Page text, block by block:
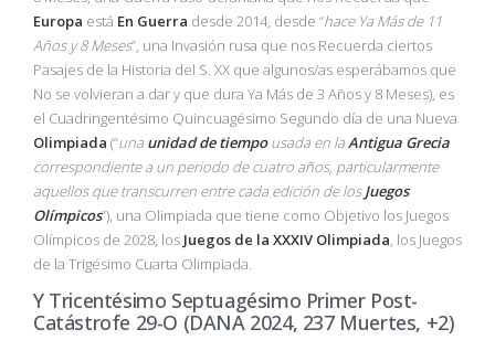
Europa está En Guerra desde 2014, desde “hace Ya Más de 11
Años y 8 Meses”, una Invasión rusa que nos Recuerda ciertos
Pasajes de la Historia del S. XX que algunos/as esperábamos que
No se volvieran a dar y que dura Ya Más de 3 Años y 8 Meses), es
el Cuadringentésimo Quincuagésimo Segundo día de una Nueva
Olimpiada (“una unidad de tiempousada en laAntigua Grecia
correspondiente a un periodo de cuatro años, particularmente
aquellos que transcurren entre cada edición de losJuegos
Olímpicos”), una Olimpiada que tiene como Objetivo los Juegos
Olímpicos de 2028, los Juegos de la XXXIV Olimpiada, los Juegos
de la Trigésimo Cuarta Olimpiada.
Y Tricentésimo Septuagésimo Primer Post-
Catástrofe 29-O (DANA 2024, 237 Muertes, +2)